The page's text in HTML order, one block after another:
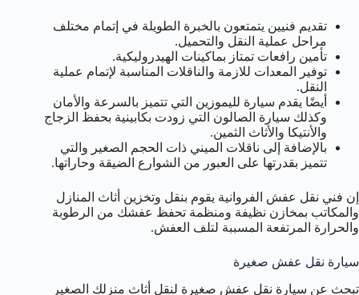
تقديم فنيين يتمتعون بالخبرة الطويلة في إتمام مختلف
مراحل عملية النقل والتحميل.
تأمين رافعات تمتاز بماكينات الهيدروليكية.
توفير المعدات للازمة والناقلات المناسبة لإتمام عملية
النقل.
أيضًا يقدم سيارة لليموزين التي تتميز بالسرعة والأمان
وكذلك سيارة الصالون التي زودت بكابينية بحفظ الزجاج
والأنتيكا والأثاث الثمين.
بالإضافة إلى ناقلات الميني ذات الحجم الصغير والتي
تتميز بقدرتها على العبور من الشوارع الضيقة وحاراتها.
إن فني نقل عفش الفروانية يقوم بنقل وتخزين أثاث المنازل
والمكاتب بمخازن نظيفة ومنظمة تحفظ عفشك من الرطوبة
والحرارة المرتفعة المسببة لتلف العفش.
سيارة نقل عفش صغيرة
تبحث عن سيارة نقل عفش صغيرة لنقل أثاث منزلك الصغير